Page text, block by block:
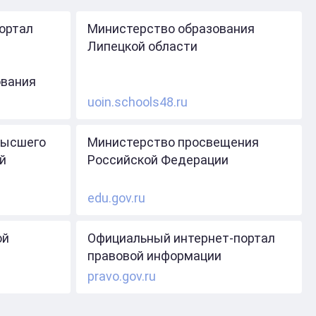
Министерство образования
Липецкой области
uoin.schools48.ru
Министерство просвещения
Российской Федерации
edu.gov.ru
Официальный интернет-портал
правовой информации
pravo.gov.ru